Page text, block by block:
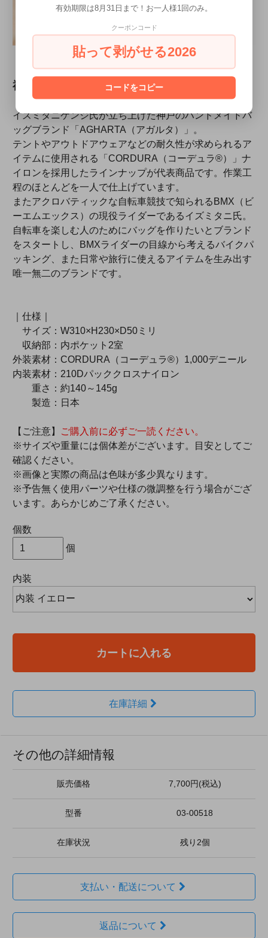
神戸のハンドメイドバッグブランド
「AGHARTA（アガルタ）」
イズミタニケンジ氏が立ち上げた神戸のハンドメイドバ
ッグブランド「AGHARTA（アガルタ）」。
テントやアウトドアウェアなどの耐久性が求められるア
イテムに使用される「CORDURA（コーデュラ®）」ナ
イロンを採用したラインナップが代表商品です。作業工
程のほとんどを一人で仕上げています。
またアクロバティックな自転車競技で知られるBMX（ビ
ーエムエックス）の現役ライダーであるイズミタニ氏。
自転車を楽しむ人のためにバッグを作りたいとブランド
をスタートし、BMXライダーの目線から考えるバイクパ
ッキング、また日常や旅行に使えるアイテムを生み出す
唯一無二のブランドです。
｜仕様｜
サイズ：W310×H230×D50ミリ
収納部：内ポケット2室
外装素材：CORDURA（コーデュラ®）1,000デニール
内装素材：210Dパッククロスナイロン
重さ：約140～145g
製造：日本
【ご注意】
ご購入前に必ずご一読ください。
※サイズや重量には個体差がございます。目安としてご
確認ください。
※画像と実際の商品は色味が多少異なります。
※予告無く使用パーツや仕様の微調整を行う場合がござ
います。あらかじめご了承ください。
個数
個
内装
カートに入れる
在庫詳細
その他の詳細情報
販売価格 7,700円(税込)
型番 03-00518
在庫状況 残り2個
支払い・配送について
返品について
有効期限は8月31日まで！お一人様1回のみ。
クーポンコード
貼って剥がせる2026
コードをコピー